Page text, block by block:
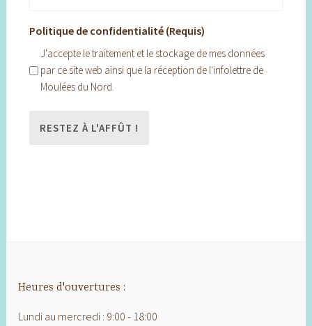
Politique de confidentialité (Requis)
J'accepte le traitement et le stockage de mes données
par ce site web ainsi que la réception de l'infolettre de
Moulées du Nord.
Heures d'ouvertures :
Lundi au mercredi : 9:00 - 18:00